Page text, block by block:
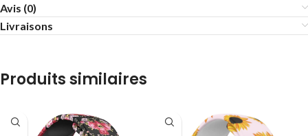
Avis (0)
Livraisons
Produits similaires